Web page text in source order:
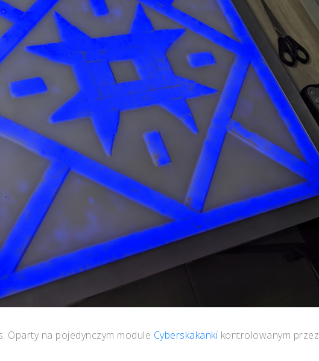
Oparty na pojedynczym module Cyberskakanki kontrolowanym przez